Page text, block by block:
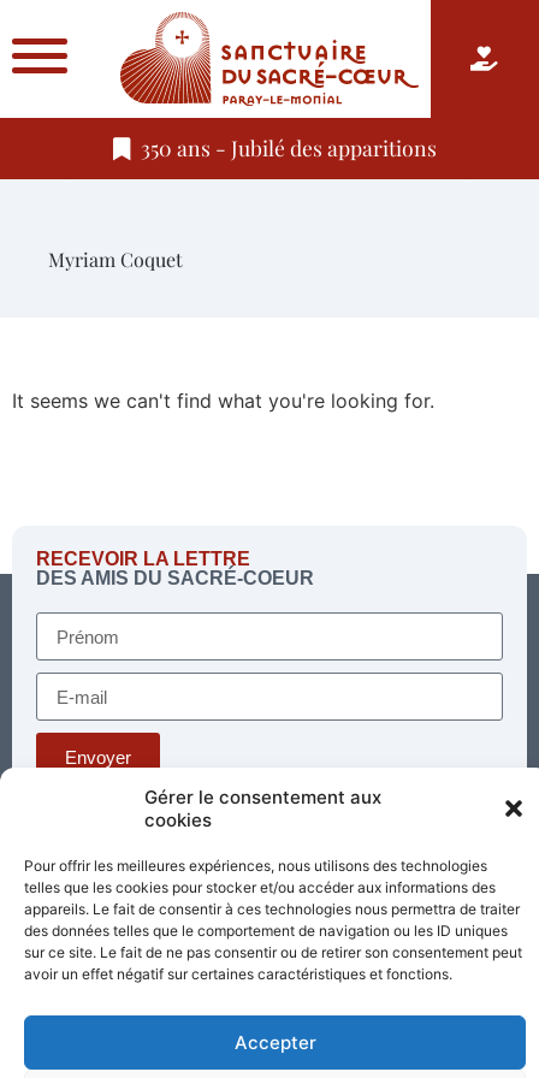
Gérer le consentement aux
cookies
Pour offrir les meilleures expériences, nous utilisons des technologies
telles que les cookies pour stocker et/ou accéder aux informations des
appareils. Le fait de consentir à ces technologies nous permettra de traiter
des données telles que le comportement de navigation ou les ID uniques
sur ce site. Le fait de ne pas consentir ou de retirer son consentement peut
avoir un effet négatif sur certaines caractéristiques et fonctions.
Accepter
350 ans - Jubilé des apparitions
Myriam Coquet
It seems we can't find what you're looking for.
RECEVOIR LA LETTRE
DES AMIS DU SACRÉ-COEUR
Envoyer
E-mail :
standard@sacrecoeur-paray.org
Paray TV
Agenda Nous contacter
Nos
Mentions
légales
Partagez cette page